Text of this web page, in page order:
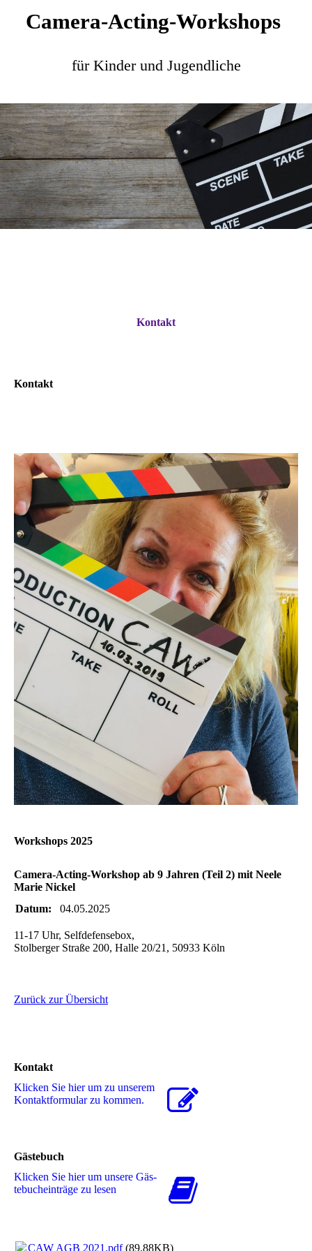
Camera-Acting-Workshops
für Kinder und Jugendliche
Kontakt
Kontakt
Workshops 2025
Camera-Acting-Workshop ab 9 Jahren (Teil 2) mit Neele
Marie Nickel
Datum:
04.05.2025
11-17 Uhr, Selfdefensebox,
Stolberger Straße 200, Halle 20/21, 50933 Köln
Zurück zur Übersicht
Kontakt
Klicken Sie hier um zu unserem
Kon­takt­for­mu­lar zu kommen.
Gästebuch
Klicken Sie hier um unsere Gäs­
te­buch­ein­trä­ge zu lesen
CAW AGB 2021.pdf(89.88KB)